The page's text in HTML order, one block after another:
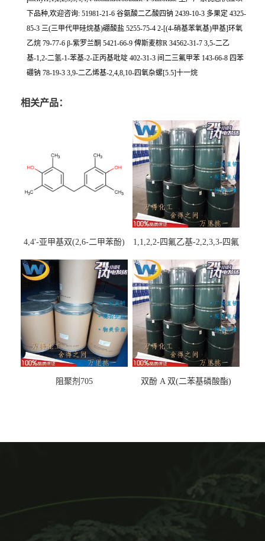
下品种,欢迎咨询: 51981-21-6 谷氨酸二乙酸四钠 2439-10-3 多果定 4325-
85-3 三(三甲代甲硅烷基)硼酸盐 5255-75-4 2-[(4-硝基苯氧基)甲基]环氧
乙烷 79-77-6 β-紫罗兰酮 5421-66-9 俾斯麦棕R 34562-31-7 3,5-二乙
基-1,2-二氢-1-苯基-2-正丙基吡啶 402-31-3 间二三氟甲苯 143-66-8 四苯
硼钠 78-19-3 3,9-二乙烯基-2,4,8,10-四氧杂螺[5.5]十一烷
相关产品：
4,4'-亚甲基双(2,6-二甲苯酚)
1,1,2,2-四氟乙基-2,2,3,3-四氟
阻聚剂705 双酚 A 双(二苯基磷酸酯)